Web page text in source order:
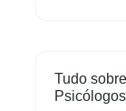
Tudo
Psicólogos